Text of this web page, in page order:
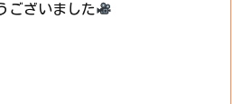
ございました